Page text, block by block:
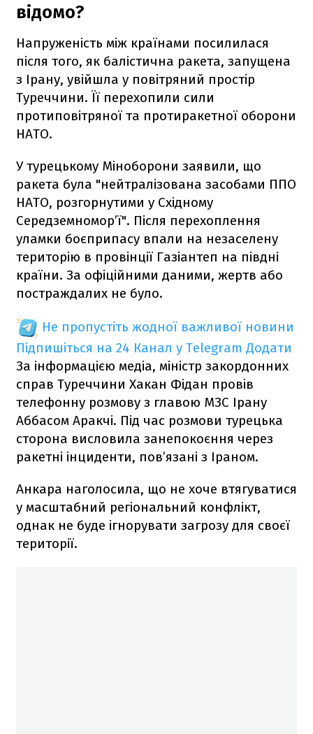
відомо?
Напруженість між країнами посилилася
після того, як балістична ракета, запущена
з Ірану, увійшла у повітряний простір
Туреччини. Її перехопили сили
протиповітряної та протиракетної оборони
НАТО.
У турецькому Міноборони заявили, що
ракета була "нейтралізована засобами ППО
НАТО, розгорнутими у Східному
Середземномор’ї". Після перехоплення
уламки боєприпасу впали на незаселену
територію в провінції Газіантеп на півдні
країни. За офіційними даними, жертв або
постраждалих не було.
Не пропустіть жодної важливої новини
Підпишіться на 24 Канал у Telegram Додати
За інформацією медіа, міністр закордонних
справ Туреччини Хакан Фідан провів
телефонну розмову з главою МЗС Ірану
Аббасом Аракчі. Під час розмови турецька
сторона висловила занепокоєння через
ракетні інциденти, пов’язані з Іраном.
Анкара наголосила, що не хоче втягуватися
у масштабний регіональний конфлікт,
однак не буде ігнорувати загрозу для своєї
території.